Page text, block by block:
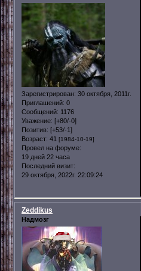
Зарегистрирован: 30 октября, 2011г.
Приглашений: 0
Сообщений: 1176
Уважение: [+80/-0]
Позитив: [+53/-1]
Возраст: 41 [1984-10-19]
Провел на форуме:
19 дней 22 часа
Последний визит:
29 октября, 2022г. 22:09:24
Zeddikus
Надмозг